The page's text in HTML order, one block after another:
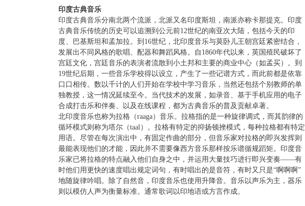
印度古典音乐
印度古典音乐分南北两个流派，北派又名印度斯坦，南派亦称卡那提克。印度
古典音乐传统的历史可以追溯到公元前12世纪的南亚次大陆，包括今天的印
度、巴基斯坦和孟加拉。到16世纪，北印度音乐与莫卧儿王朝宫廷紧密结合，
发展出不同风格的歌唱、配器和舞蹈风格。自1860年代以来，英国殖民破坏了
宫廷文化，宫廷音乐的表演者流散到小土邦和主要的商业中心（如孟买）。到
19世纪后期，一些音乐学校得以设立，产生了一些记谱方式，而此前都是依靠
口口相传。数以千计的人们开始在学校中学习音乐，当然还包括个别教师的单
独教授，这一情况延续至今。当代技术的发展，如录音、基于手机应用的电子
合成打击乐和伴奏、以及在线课程，都为古典音乐的普及贡献卓著。
北印度音乐也称为拉格（raaga）音乐。拉格指的是一种旋律调式，而其韵律的
循环模式则称为塔尔（taal）。拉格有特定的抑扬顿挫模式，每种拉格都有特定
用语。尽管在每次演出中，有固定作曲的部分，但音乐家对拉格的即兴发挥则
最能表现他们的才能，因此并不需要像西方音乐那样按乐谱循规蹈矩。印度音
乐家已将拉格的特点融入他们自身之中，并运用大量技巧进行即兴变奏——有
时他们用更快的速度唱出规定词句，有时唱出的是音符，有时又只是“啊啊啊”
地随旋律吟唱。除了自然音，印度音乐也使用升降音。音乐以声乐为主，器乐
则以模仿人声为衡量标准。通常歌词以印地语或方言作成。